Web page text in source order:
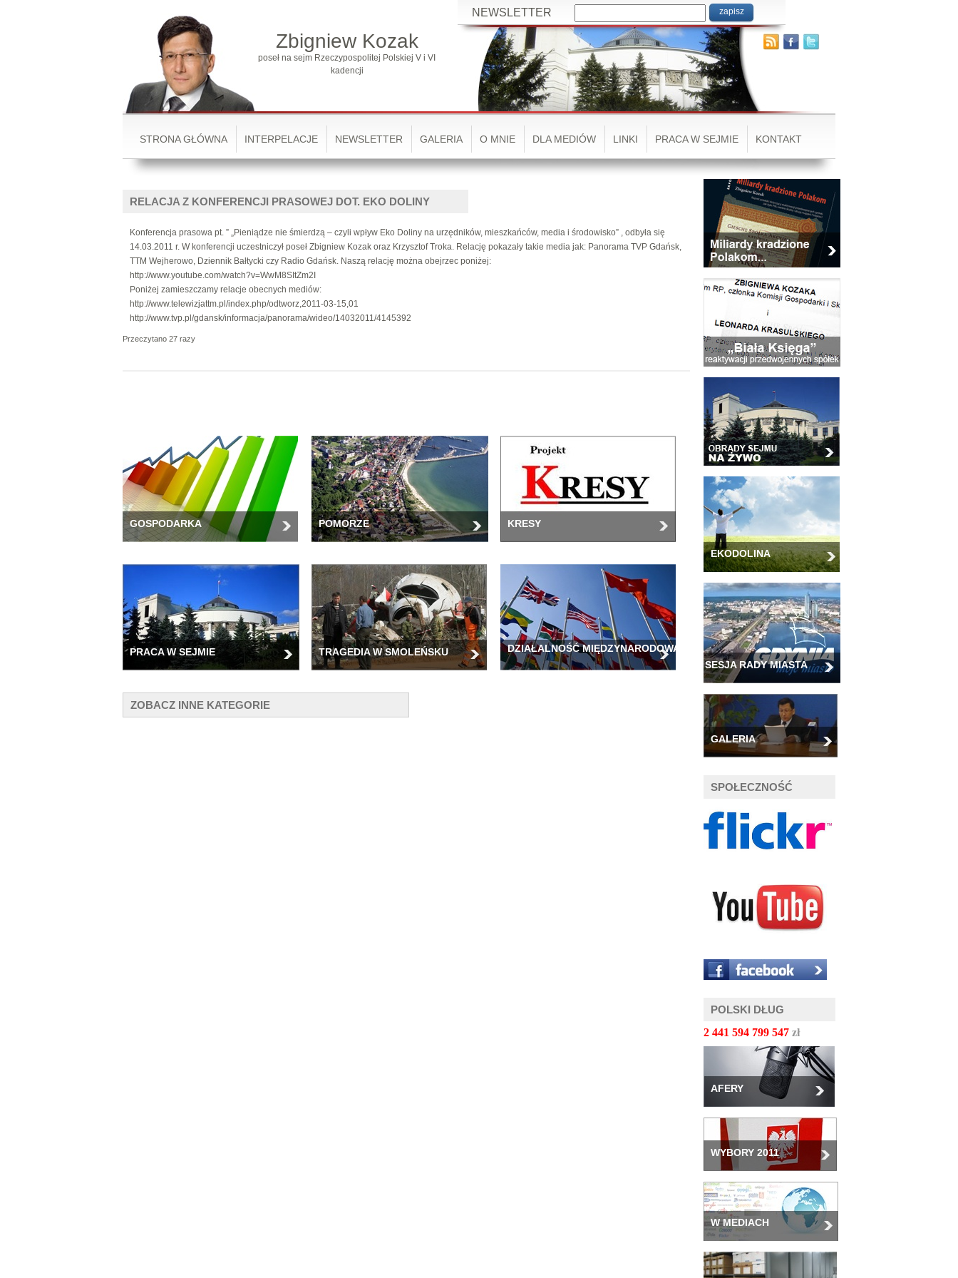
Zbigniew Kozak
poseł na sejm Rzeczypospolitej Polskiej V i VI
kadencji
NEWSLETTER
STRONA GŁÓWNA INTERPELACJE NEWSLETTER GALERIA O MNIE DLA MEDIÓW LINKI PRACA W SEJMIE KONTAKT
RELACJA Z KONFERENCJI PRASOWEJ DOT. EKO DOLINY
Konferencja prasowa pt. ” „Pieniądze nie śmierdzą – czyli wpływ Eko Doliny na urzędników, mieszkańców, media i środowisko” , odbyła się
14.03.2011 r. W konferencji uczestniczył poseł Zbigniew Kozak oraz Krzysztof Troka. Relację pokazały takie media jak: Panorama TVP Gdańsk,
TTM Wejherowo, Dziennik Bałtycki czy Radio Gdańsk. Naszą relację można obejrzec poniżej:
http://www.youtube.com/watch?v=WwM8SItZm2I
Poniżej zamieszczamy relacje obecnych mediów:
http://www.telewizjattm.pl/index.php/odtworz,2011-03-15,01
http://www.tvp.pl/gdansk/informacja/panorama/wideo/14032011/4145392
Przeczytano 27 razy
GOSPODARKA POMORZE KRESY
PRACA W SEJMIE TRAGEDIA W SMOLEŃSKU DZIAŁALNOŚĆ MIĘDZYNARODOWA
ZOBACZ INNE KATEGORIE
EKODOLINA
SESJA RADY MIASTA
GALERIA
SPOŁECZNOŚĆ
POLSKI DŁUG
2 441 594 801 590 zł
AFERY
WYBORY 2011
W MEDIACH